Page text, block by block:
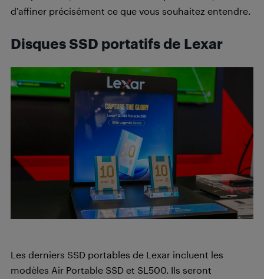
d’affiner précisément ce que vous souhaitez entendre.
Disques SSD portatifs de Lexar
Les derniers SSD portables de Lexar incluent les
modèles Air Portable SSD et SL500. Ils seront